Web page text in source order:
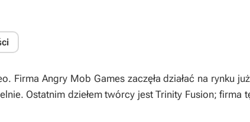
Firma Angry Mob Games zaczęła działać na rynku
Ostatnim dziełem twórcy jest Trinity Fusion;